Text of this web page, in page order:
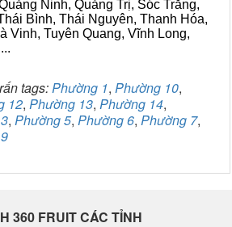
Ninh, Quảng Trị, Sóc Trăng,
Bình, Thái Nguyên, Thanh Hóa,
Vinh, Tuyên Quang, Vĩnh Long,
tags:Phường 1, Phường 10,
12, Phường 13, Phường 14,
, Phường 5, Phường 6, Phường 7,
360 FRUIT CÁC TỈNH